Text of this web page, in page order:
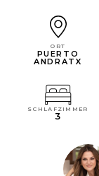
ORT
PUERTO
ANDRATX
SCHLAFZIMMER
3